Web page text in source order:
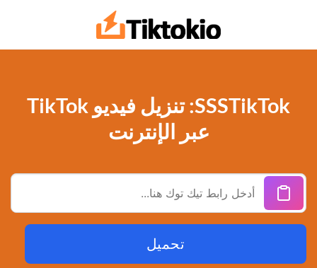
SSSTikTok: تنزيل فيديو TikTok
عبر الإنترنت
تحميل